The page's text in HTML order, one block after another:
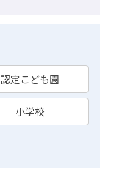
認定こども園
小学校